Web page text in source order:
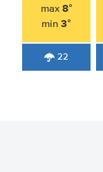
max 8°
min3°
22